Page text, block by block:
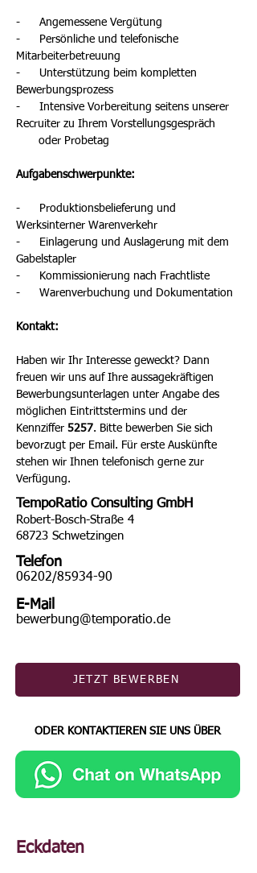
-      Angemessene Vergütung
-      Persönliche und telefonische
Mitarbeiterbetreuung
-      Unterstützung beim kompletten
Bewerbungsprozess
-      Intensive Vorbereitung seitens unserer
Recruiter zu Ihrem Vorstellungsgespräch
       oder Probetag
Aufgabenschwerpunkte:
-      Produktionsbelieferung und
Werksinterner Warenverkehr
-      Einlagerung und Auslagerung mit dem
Gabelstapler
-      Kommissionierung nach Frachtliste
-      Warenverbuchung und Dokumentation
Kontakt:
Haben wir Ihr Interesse geweckt? Dann
freuen wir uns auf Ihre aussagekräftigen
Bewerbungsunterlagen unter Angabe des
möglichen Eintrittstermins und der
Kennziffer 5257. Bitte bewerben Sie sich
bevorzugt per Email. Für erste Auskünfte
stehen wir Ihnen telefonisch gerne zur
Verfügung.
TempoRatio Consulting GmbH
Robert-Bosch-Straße 4
68723 Schwetzingen
06202/85934-90
bewerbung@temporatio.de
Telefon
E-Mail
JETZT BEWERBEN
ODER KONTAKTIEREN SIE UNS ÜBER
Eckdaten